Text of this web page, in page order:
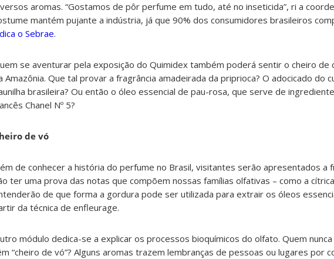
aromas. “Gostamos de pôr perfume em tudo, até no inseticida”, ri a
mantém pujante a indústria, já que 90% dos consumidores brasileiros
o Sebrae.
se aventurar pela exposição do Quimidex também poderá sentir o cheiro
Amazônia. Que tal provar a fragrância amadeirada da priprioca? O adocicado do
brasileira? Ou então o óleo essencial de pau-rosa, que serve de
Chanel Nº 5?
de vó
de conhecer a história do perfume no Brasil, visitantes serão apresentados a
ter uma prova das notas que compõem nossas famílias olfativas – como a
de que forma a gordura pode ser utilizada para extrair os óleos
da técnica de enfleurage.
módulo dedica-se a explicar os processos bioquímicos do olfato. Quem
“cheiro de vó”? Alguns aromas trazem lembranças de pessoas ou lugares por